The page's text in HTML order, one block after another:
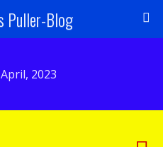
Puller-Blog
2023